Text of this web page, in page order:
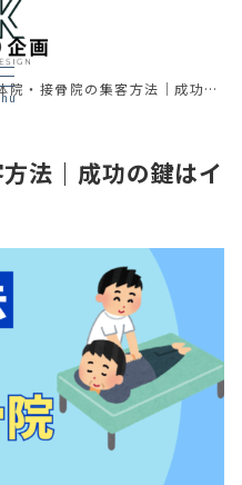
・接骨院の集客方法｜成功の鍵はイベントとWeb戦略
法｜成功の鍵はイ